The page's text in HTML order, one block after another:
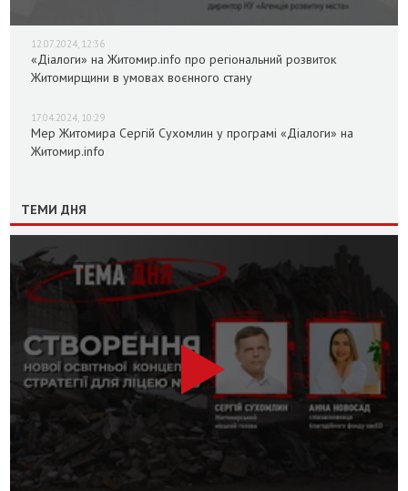
12.07.2024, 12:36
«Діалоги» на Житомир.info про регіональний розвиток
Житомирщини в умовах воєнного стану
17.04.2024, 10:29
Мер Житомира Сергій Сухомлин у програмі «Діалоги» на
Житомир.info
ТЕМИ ДНЯ